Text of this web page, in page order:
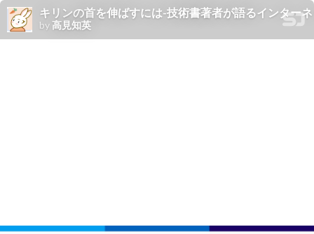
キリンの首を伸ばすには-技術書著者が語るインター
by高見知英